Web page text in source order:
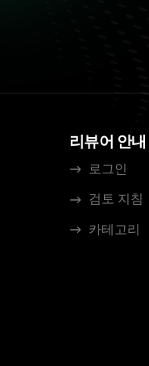
리뷰어 안내
로그인
검토 지침
카테고리